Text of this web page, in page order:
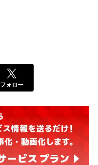
フォロー